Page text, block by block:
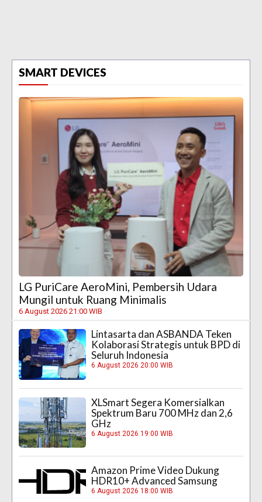
SMART DEVICES
LG PuriCare AeroMini, Pembersih Udara
Mungil untuk Ruang Minimalis
6 August 2026 21:00 WIB
Lintasarta dan ASBANDA Teken
Kolaborasi Strategis untuk BPD di
Seluruh Indonesia
6 August 2026 20:00 WIB
XLSmart Segera Komersialkan
Spektrum Baru 700 MHz dan 2,6
GHz
6 August 2026 19:00 WIB
Amazon Prime Video Dukung
HDR10+ Advanced Samsung
6 August 2026 18:00 WIB